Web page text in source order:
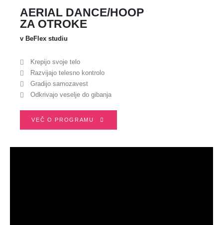
AERIAL DANCE/HOOP
ZA OTROKE
v BeFlex studiu
Krepijo svoje telo
Razvijajo telesno kontrolo
Gradijo samozavest
Odkrivajo veselje do gibanja
VEČ O PROGRAMU